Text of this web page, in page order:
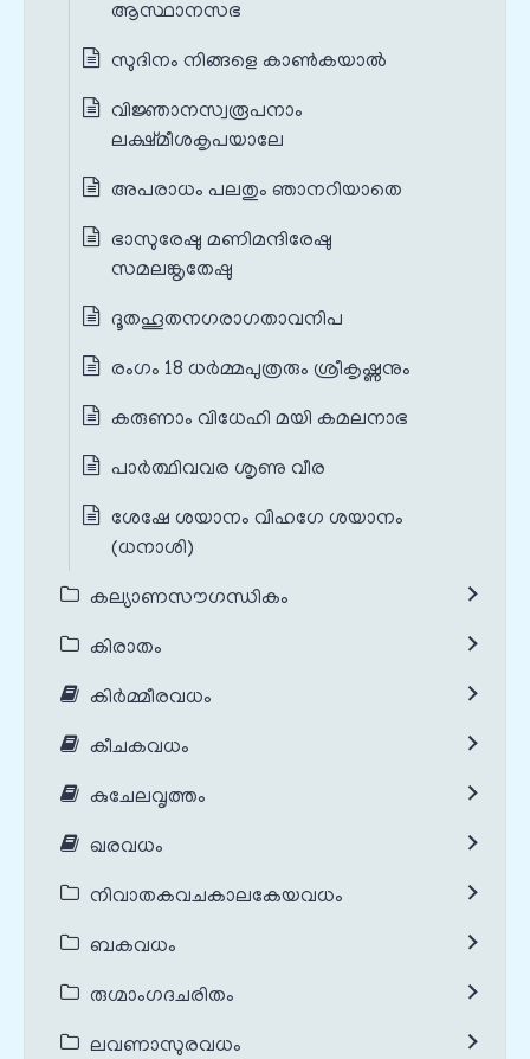
ആസ്ഥാനസഭ
സുദിനം നിങ്ങളെ കാൺകയാൽ
വിജ്ഞാനസ്വരൂപനാം
ലക്ഷ്മീശകൃപയാലേ
അപരാധം പലതും ഞാനറിയാതെ
ഭാസുരേഷു മണിമന്ദിരേഷു
സമലങ്കൃതേഷു
ദൂതഹൂതനഗരാഗതാവനിപ
രംഗം 18 ധർമ്മപുത്രരും ശ്രീകൃഷ്ണനും
കരുണാം വിധേഹി മയി കമലനാഭ
പാർത്ഥിവവര ശൃണു വീര
ശേഷേ ശയാനം വിഹഗേ ശയാനം
(ധനാശി)
കല്യാണസൗഗന്ധികം
കിരാതം
കിർമ്മീരവധം
കീചകവധം
കുചേലവൃത്തം
ഖരവധം
നിവാതകവചകാലകേയവധം
ബകവധം
രുഗ്മാംഗദചരിതം
ലവണാസുരവധം